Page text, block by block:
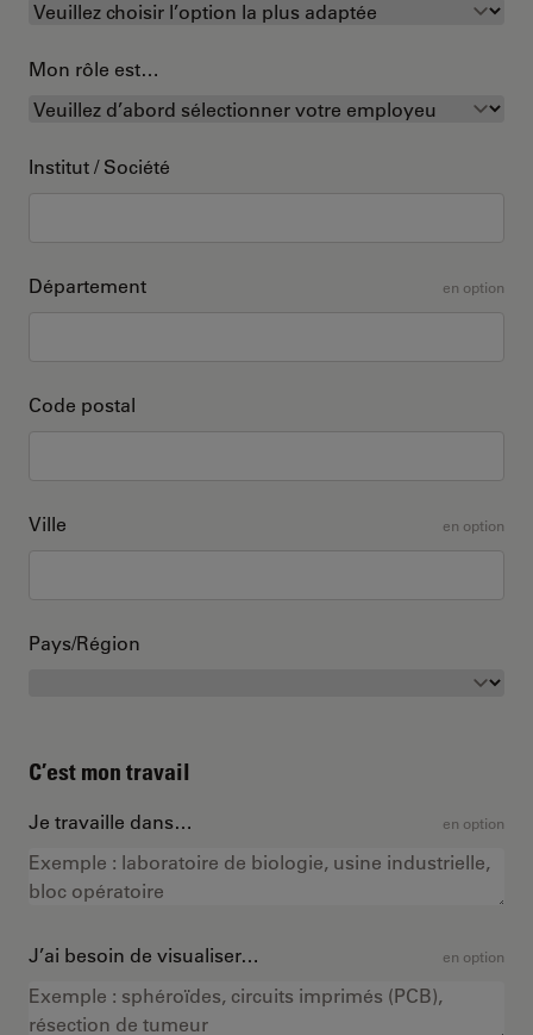
Mon rôle est…
Institut / Société
Département en option
Code postal
Ville en option
Pays/Région
C’est mon travail
Je travaille dans… en option
J’ai besoin de visualiser… en option